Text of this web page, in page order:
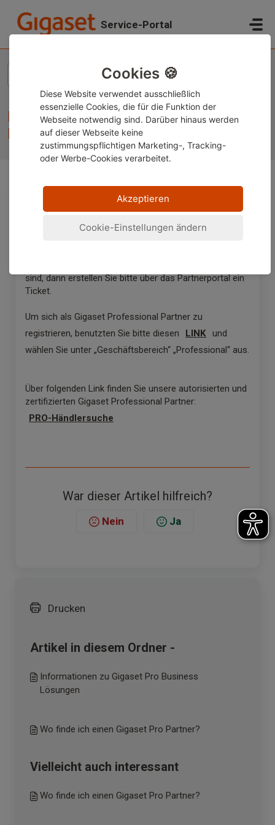
Service-Portal
Informationen zu Gigaset Pro
Business Lösungen
Beachten Sie bitte dass bei Gigaset Professional
Produkten der Support ausschließlich unseren
autorisierten und zertifizierten Gigaset Professional
sind, dann erstellen Sie bitte über das Partnerportal ein
Ticket.
Um sich als Gigaset Professional Partner zu
registrieren, benutzten Sie bitte diesen
LINK und
wählen Sie unter „Geschäftsbereich“ „Professional“ aus.
Über folgenden Link finden Sie unsere autorisierten und
zertifizierten Gigaset Professional Partner:
PRO-Händlersuche
War dieser Artikel hilfreich?
Nein Ja
Drucken
Artikel in diesem Ordner -
Informationen zu Gigaset Pro Business
Lösungen
Wo finde ich einen Gigaset Pro Partner?
Vielleicht auch interessant
Wo finde ich einen Gigaset Pro Partner?
Cookies 🍪
Diese Website verwendet ausschließlich
essenzielle Cookies, die für die Funktion der
Webseite notwendig sind. Darüber hinaus werden
auf dieser Webseite keine
zustimmungspflichtigen Marketing-, Tracking-
oder Werbe-Cookies verarbeitet.
Akzeptieren
Cookie-Einstellungen ändern